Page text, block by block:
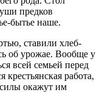
предков
бытье наше.
ставили хлеб-
об урожае. Вообще у
всей семьей перед
работа,
окажут им